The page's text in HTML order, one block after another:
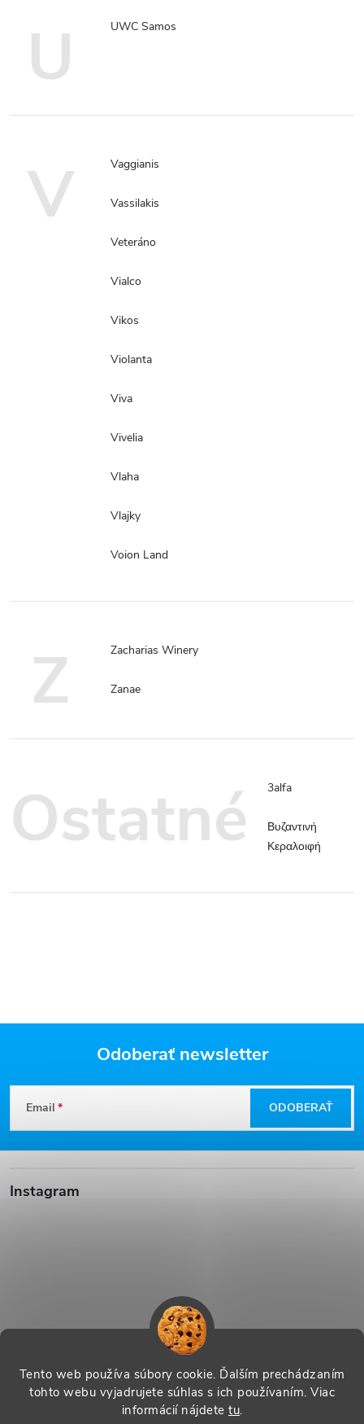
Tento web používa súbory cookie. Ďalším prechádzaním
tohto webu vyjadrujete súhlas s ich používaním. Viac
informácií nájdete tu.
U UWC Samos
V Vaggianis
Vassilakis
Veteráno
Vialco
Vikos
Violanta
Viva
Vivelia
Vlaha
Vlajky
Voion Land
Z Zacharias Winery
Zanae
Ostatné 3alfa
Βυζαντινή
Κεραλοιφή
Z
á
ä
e
Odoberať newsletter
Email ODOBERAŤ
Instagram